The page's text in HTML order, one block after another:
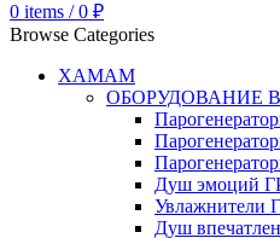
0 items / 0 ₽
Browse Categories
ХАМАМ
ОБОРУДОВАНИЕ
Душ эмоций
Душ